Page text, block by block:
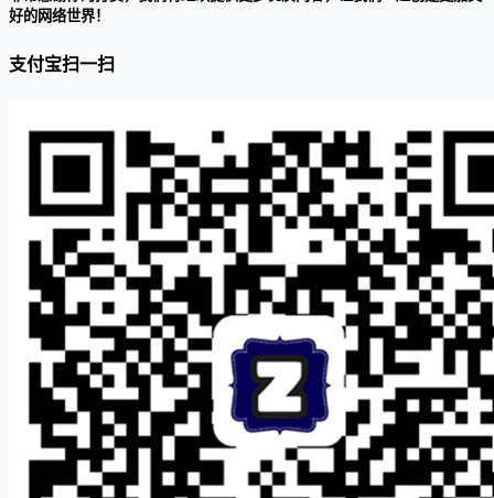
好的网络世界！
支付宝扫一扫